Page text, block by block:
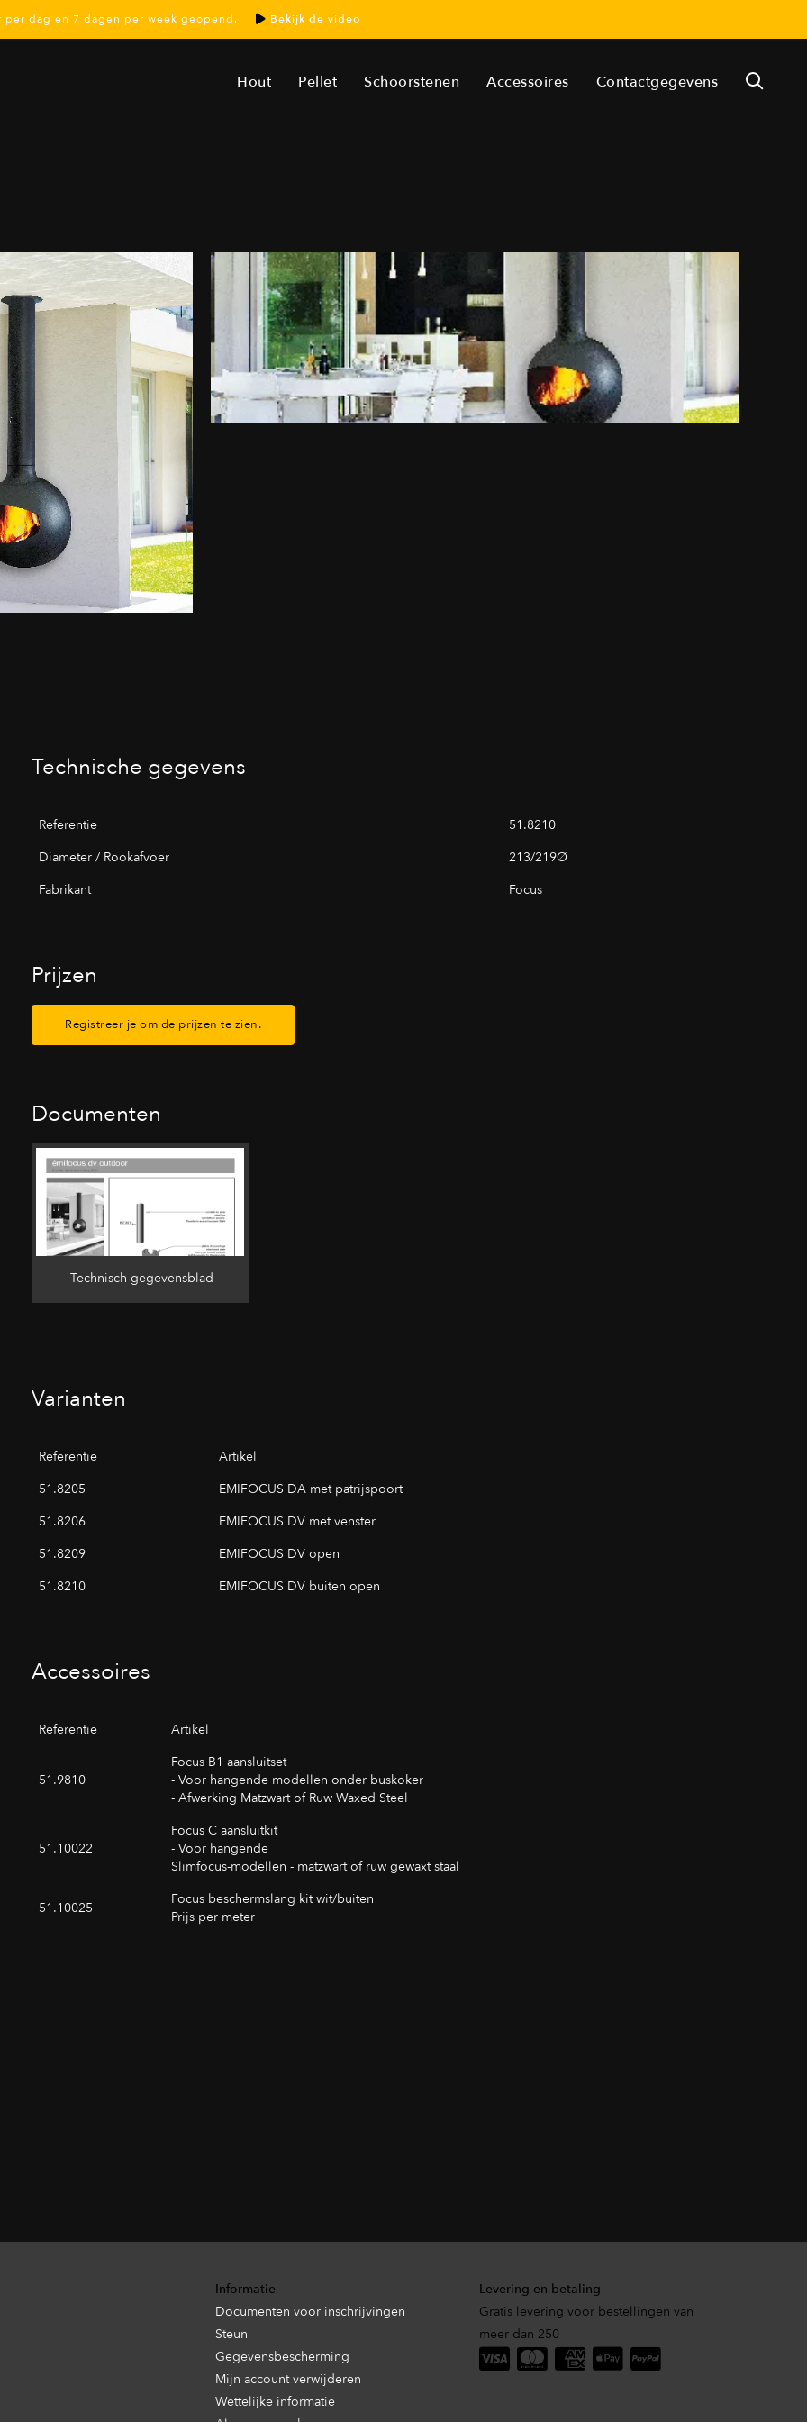
per dag en 7 dagen per week geopend. Bekijk de video
Hout Pellet Schoorstenen Accessoires Contactgegevens
Technische gegevens
Referentie
51.8210
Diameter / Rookafvoer
213/219Ø
Fabrikant
Focus
Prijzen
Registreer je om de prijzen te zien.
Documenten
Technisch gegevensblad
Varianten
Referentie
Artikel
51.8205
EMIFOCUS DA met patrijspoort
51.8206
EMIFOCUS DV met venster
51.8209
EMIFOCUS DV open
51.8210
EMIFOCUS DV buiten open
Accessoires
Referentie Artikel
51.9810
Focus B1 aansluitset
- Voor hangende modellen onder buskoker
- Afwerking Matzwart of Ruw Waxed Steel
51.10022
Focus C aansluitkit
- Voor hangende
Slimfocus-modellen - matzwart of ruw gewaxt staal
51.10025
Focus beschermslang kit wit/buiten
Prijs per meter
Informatie
Documenten voor inschrijvingen
Steun
Gegevensbescherming
Mijn account verwijderen
Wettelijke informatie
Levering en betaling
Gratis levering voor bestellingen van
meer dan 250